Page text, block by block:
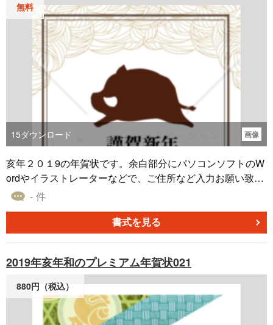
無料
15ダウンロード 画像
亥年２０１9の年賀状です。余白部分にパソコンソフトのW
ordやイラストレーターなどで、ご住所など入力お願い致し
ます。- 件
書式を見る
2019年亥年和のプレミアム年賀状021
880円（税込）